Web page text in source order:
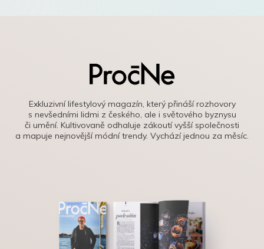
Exkluzivní lifestylový magazín, který přináší rozhovory
s nevšedními lidmi z českého, ale i světového byznysu
či umění. Kultivovaně odhaluje zákoutí vyšší společnosti
a mapuje nejnovější módní trendy. Vychází jednou za měsíc.